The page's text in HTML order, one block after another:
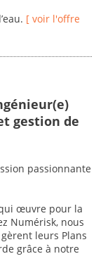
[ voir l'offre
gestion de
passionnante
œuvre pour la
Numérisk, nous
leurs Plans
grâce à notre